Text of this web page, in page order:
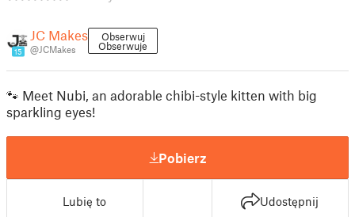
15
JC Makes
@JCMakes
Obserwuj
Obserwuje
🐾 Meet Nubi, an adorable chibi-style kitten with big
sparkling eyes!
Pobierz
Lubię to Udostępnij